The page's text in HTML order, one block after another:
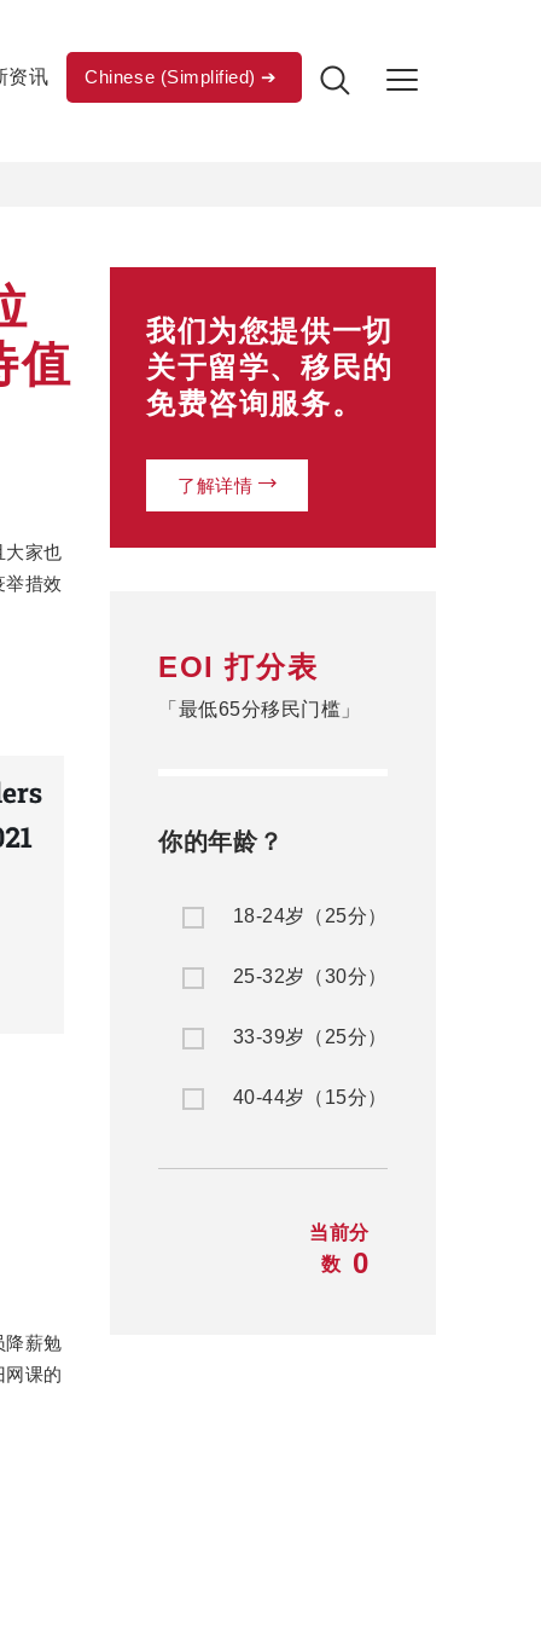
资讯 Chinese (Simplified)
值
大家也
措效
降薪勉
课的
我们为您提供一切
关于留学、移民的
免费咨询服务。
了解详情
EOI 打分表
「最低65分移民门槛」
你的年龄？
18-24岁（25分）
25-32岁（30分）
33-39岁（25分）
40-44岁（15分）
当前分
数
0